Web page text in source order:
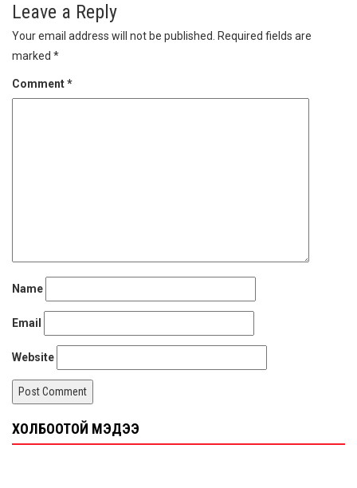
Leave a Reply
Your email address will not be published.
Required fields are
marked *
Comment*
Name
Email
Website
ХОЛБООТОЙ МЭДЭЭ